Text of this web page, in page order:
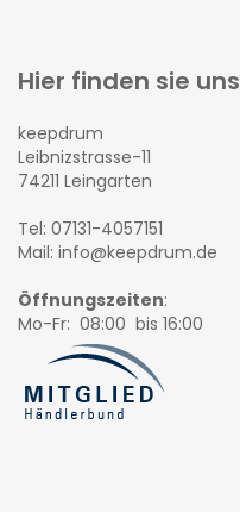
Hier finden sie uns
keepdrum
Leibnizstrasse-11
74211 Leingarten
Tel: 07131-4057151
Mail: info@keepdrum.de
Öffnungszeiten:
Mo-Fr: 08:00 bis 16:00